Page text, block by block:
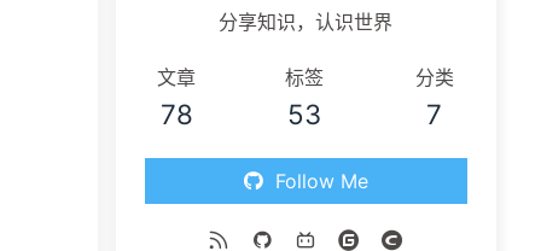
分享知识，认识世界
文章
78
标签
53
分类
7
Follow Me